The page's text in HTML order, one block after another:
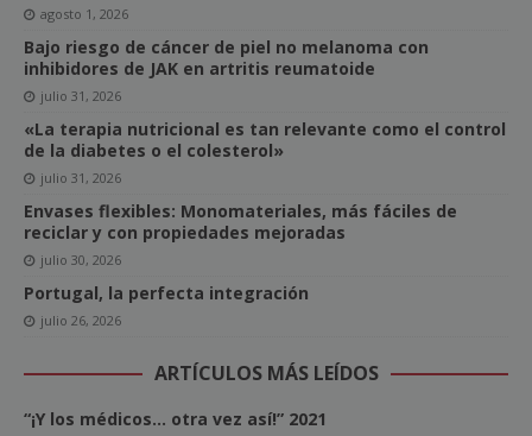
agosto 1, 2026
Bajo riesgo de cáncer de piel no melanoma con
inhibidores de JAK en artritis reumatoide
julio 31, 2026
«La terapia nutricional es tan relevante como el control
de la diabetes o el colesterol»
julio 31, 2026
Envases flexibles: Monomateriales, más fáciles de
reciclar y con propiedades mejoradas
julio 30, 2026
Portugal, la perfecta integración
julio 26, 2026
ARTÍCULOS MÁS LEÍDOS
“¡Y los médicos… otra vez así!” 2021